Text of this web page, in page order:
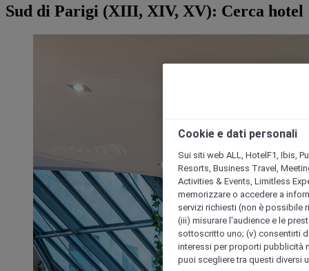
Sud di Parigi (XIII, XIV, XV): Cerca hotel
Cookie e dati personali
Sui siti web ALL, HotelF1, Ibis,
Resorts, Business Travel,
Activities & Events, Limitless
memorizzare o accedere a
servizi richiesti (non è possibile
(iii) misurare l'audience e le
sottoscritto uno; (v) consentirti
interessi per proporti pubblicità
puoi scegliere tra questi diversi